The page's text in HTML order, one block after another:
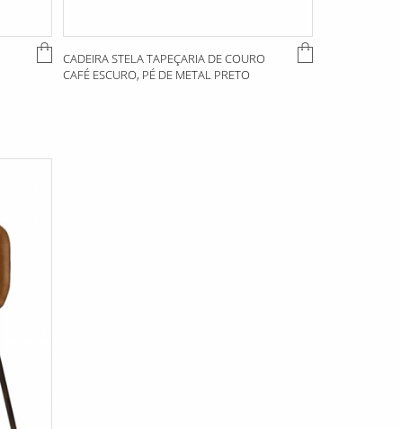
CADEIRA STELA TAPEÇARIA DE COURO
CAFÉ ESCURO, PÉ DE METAL PRETO